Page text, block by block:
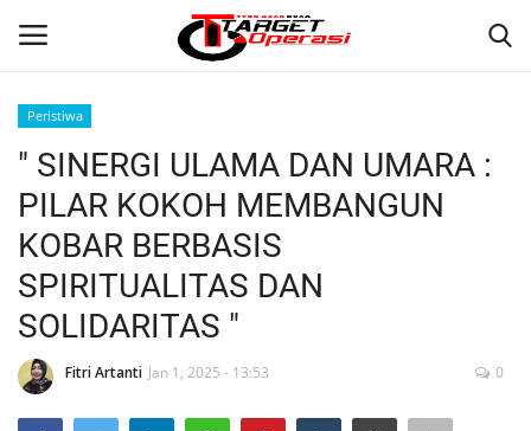
Home
Contact
NASIONAL
INTERNASIONAL
Peristiwa
" SINERGI ULAMA DAN UMARA :
PILAR KOKOH MEMBANGUN
KOBAR BERBASIS
SPIRITUALITAS DAN
SOLIDARITAS "
Fitri Artanti Jan 1, 2025 - 13:53 0